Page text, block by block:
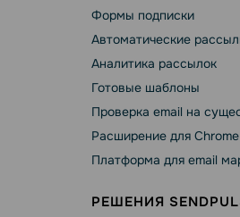
Формы подписки
Автоматические
Аналитика рассылок
Готовые шаблоны
Проверка email на
Расширение для Chrome
Платформа для email
РЕШЕНИЯ